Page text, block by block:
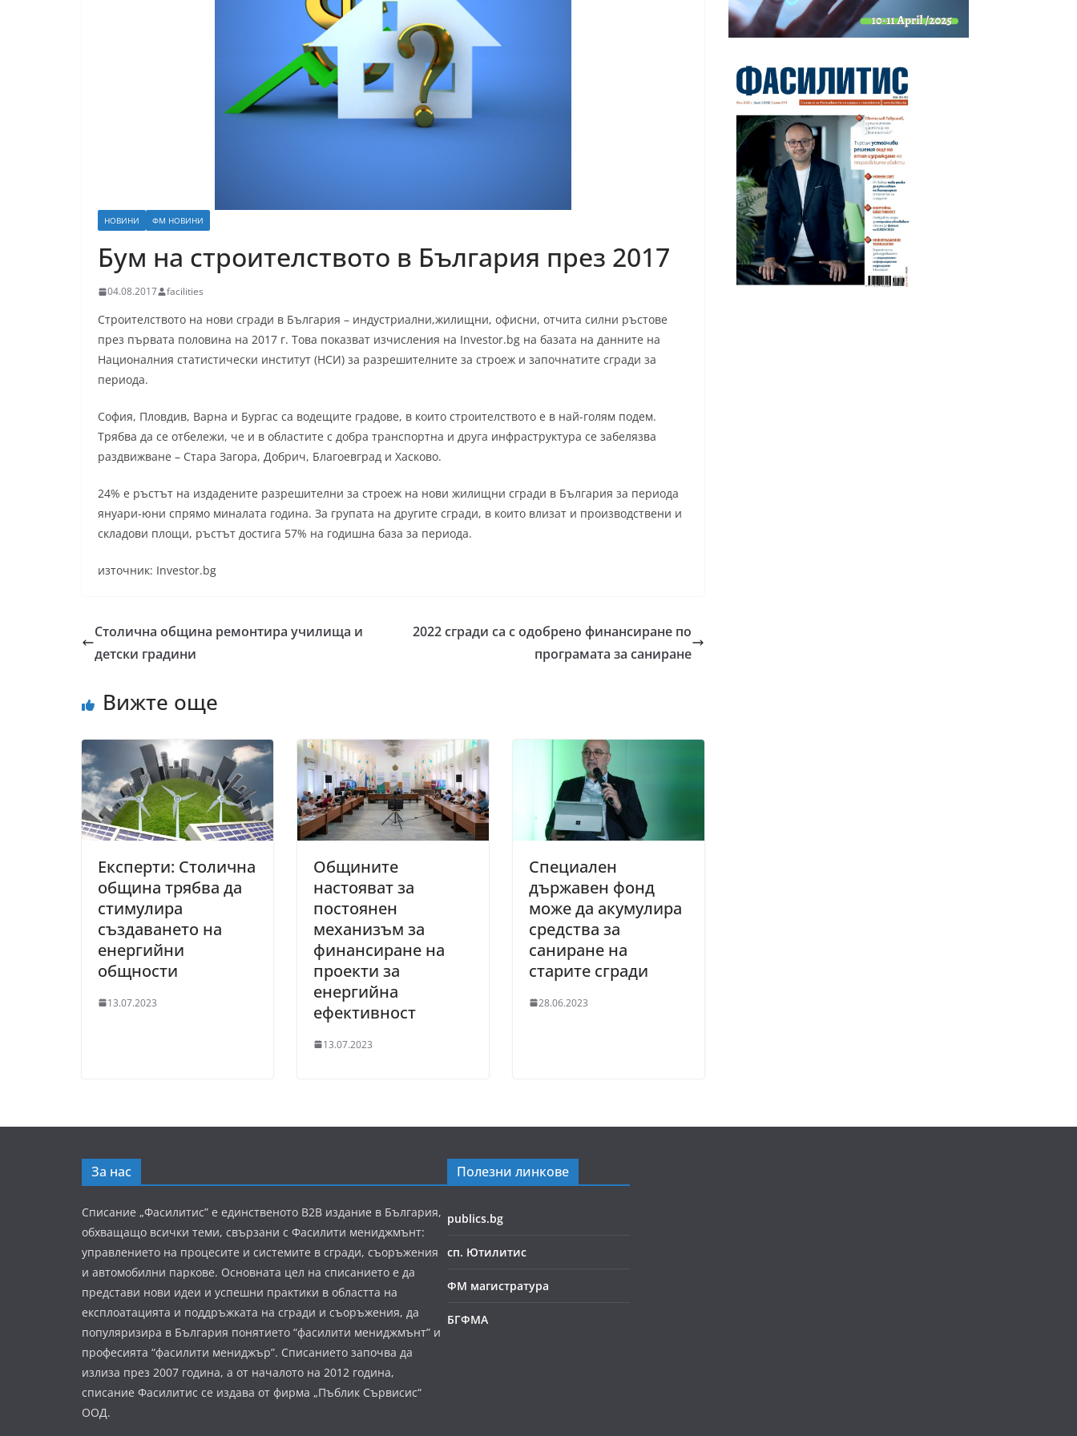
НОВИНИ ФМ НОВИНИ
Бум на строителството в България през 2017
04.08.2017 facilities
Строителството на нови сгради в България – индустриални,жилищни, офисни, отчита силни ръстове
през първата половина на 2017 г. Това показват изчисления на Investor.bg на базата на данните на
Националния статистически институт (НСИ) за разрешителните за строеж и започнатите сгради за
периода.
София, Пловдив, Варна и Бургас са водещите градове, в които строителството е в най-голям подем.
Трябва да се отбележи, че и в областите с добра транспортна и друга инфраструктура се забелязва
раздвижване – Стара Загора, Добрич, Благоевград и Хасково.
24% е ръстът на издадените разрешителни за строеж на нови жилищни сгради в България за периода
януари-юни спрямо миналата година. За групата на другите сгради, в които влизат и производствени и
складови площи, ръстът достига 57% на годишна база за периода.
източник: Investor.bg
Столична община ремонтира училища и
детски градини
2022 сгради са с одобрено финансиране по
програмата за саниране
Вижте още
Експерти: Столична
община трябва да
стимулира
създаването на
енергийни
общности
13.07.2023
Общините
настояват за
постоянен
механизъм за
финансиране на
проекти за
енергийна
ефективност
13.07.2023
Специален
държавен фонд
може да акумулира
средства за
саниране на
старите сгради
28.06.2023
За нас
Списание „Фасилитис” е единственото B2B издание в България,
обхващащо всички теми, свързани с Фасилити мениджмънт:
управлението на процесите и системите в сгради, съоръжения
и автомобилни паркове. Основната цел на списанието е да
представи нови идеи и успешни практики в областта на
експлоатацията и поддръжката на сгради и съоръжения, да
популяризира в България понятието “фасилити мениджмънт” и
професията “фасилити мениджър”. Списанието започва да
излиза през 2007 година, а от началото на 2012 година,
списание Фасилитис се издава от фирма „Пъблик Сървисис“
ООД.
Полезни линкове
publics.bg
сп. Ютилитис
ФМ магистратура
БГФМА